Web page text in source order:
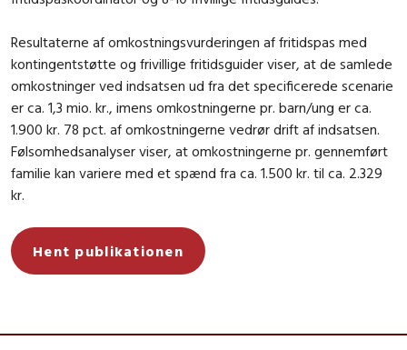
Resultaterne af omkostningsvurderingen af fritidspas med
kontingentstøtte og frivillige fritidsguider viser, at de samlede
omkostninger ved indsatsen ud fra det specificerede scenarie
er ca. 1,3 mio. kr., imens omkostningerne pr. barn/ung er ca.
1.900 kr. 78 pct. af omkostningerne vedrør drift af indsatsen.
Følsomhedsanalyser viser, at omkostningerne pr. gennemført
familie kan variere med et spænd fra ca. 1.500 kr. til ca. 2.329
kr.
Hent publikationen